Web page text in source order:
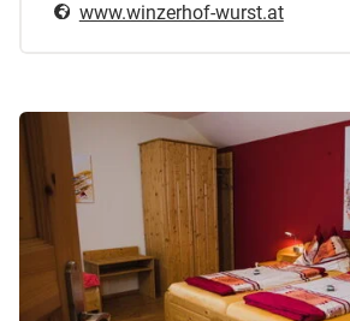
www.winzerhof-wurst.at